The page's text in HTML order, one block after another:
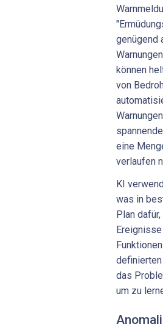
genügend
können
von
eine
verlaufen
KI
was in
Plan
das
um zu